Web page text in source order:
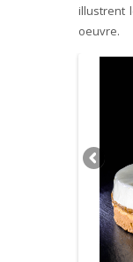
illustrent
oeuvre.